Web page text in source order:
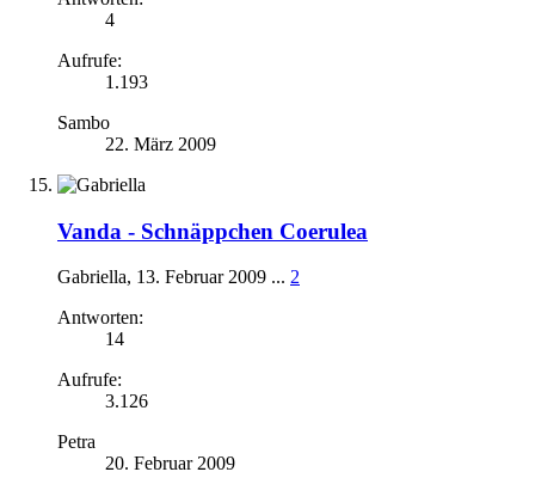
4
Aufrufe:
1.193
Sambo
22. März 2009
Vanda - Schnäppchen Coerulea
Gabriella, 13. Februar 2009 ... 2
Antworten:
14
Aufrufe:
3.126
Petra
20. Februar 2009